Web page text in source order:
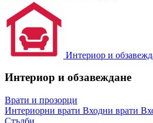
Интериор и
Интериор и обзавеждане
Врати и прозорци
Интериорни врати Входни врати
Стълби